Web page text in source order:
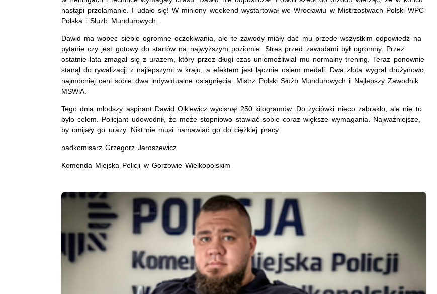
nastąpi przełamanie. I udało się! W miniony weekend wystartował we Wrocławiu w Mistrzostwach Polski WPC
Polska i Służb Mundurowych.
Dawid ma wobec siebie ogromne oczekiwania, ale te zawody miały dać mu przede wszystkim odpowiedź na
pytanie czy jest gotowy do startów na najwyższym poziomie. Stres przed zawodami był ogromny. Przez
ostatnie lata zmagał się z urazem, który przez długi czas uniemożliwiał mu normalny trening. Teraz ponownie
stanął do rywalizacji z najlepszymi w kraju, a efektem jest łącznie osiem medali. Dwa złota wygrał drużynowo,
najmocniej ceni sobie dwa indywidualne osiągnięcia: Mistrz Polski Służb Mundurowych i Najlepszy Zawodnik
MSWiA.
Tego dnia młodszy aspirant Dawid Olkiewicz wycisnął 250 kilogramów. Do życiówki nieco zabrakło, ale nie to
było celem. Policjant udowodnił, że może stopniowo stawiać sobie coraz większe wymagania. Najważniejsze,
by omijały go urazy. Nikt nie musi namawiać go do ciężkiej pracy.
nadkomisarz Grzegorz Jaroszewicz
Komenda Miejska Policji w Gorzowie Wielkopolskim